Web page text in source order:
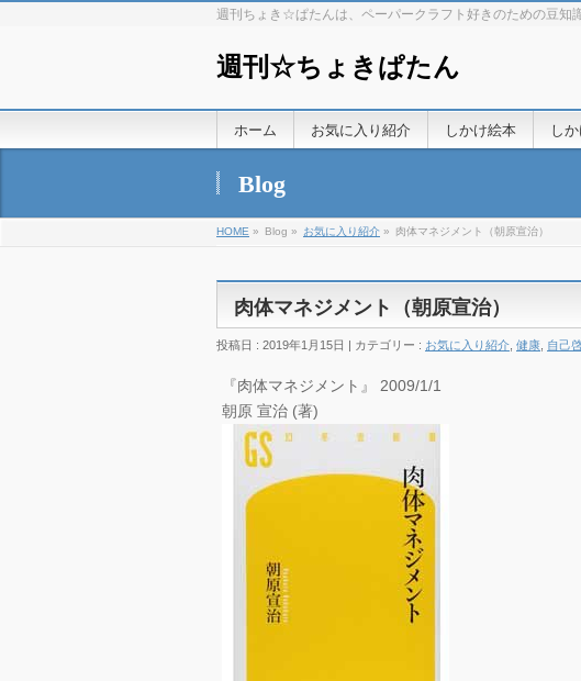
週刊ちょき☆ぱたんは、ペーパークラフト好きのための豆知
週刊☆ちょきぱたん
ホーム お気に入り紹介 しかけ絵本 し
Blog
HOME » Blog » お気に入り紹介 » 肉体マネジメント（朝原宣治）
肉体マネジメント（朝原宣治）
投稿日 : 2019年1月15日 | カテゴリー : お気に入り紹介 健康 自己
『肉体マネジメント』 2009/1/1
朝原 宣治 (著)